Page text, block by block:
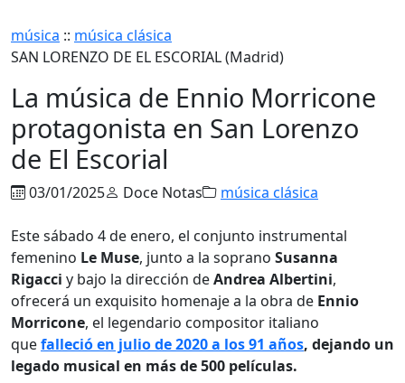
música :: música clásica
SAN LORENZO DE EL ESCORIAL (Madrid)
La música de Ennio Morricone
protagonista en San Lorenzo
de El Escorial
03/01/2025 Doce Notas música clásica
Este sábado 4 de enero, el conjunto instrumental
femenino Le Muse, junto a la soprano Susanna
Rigacci y bajo la dirección deAndrea Albertini,
ofrecerá un exquisito homenaje a la obra de Ennio
Morricone, el legendario compositor italiano
quefalleció en julio de 2020 a los 91 años, dejando un
legado musical en más de 500 películas.